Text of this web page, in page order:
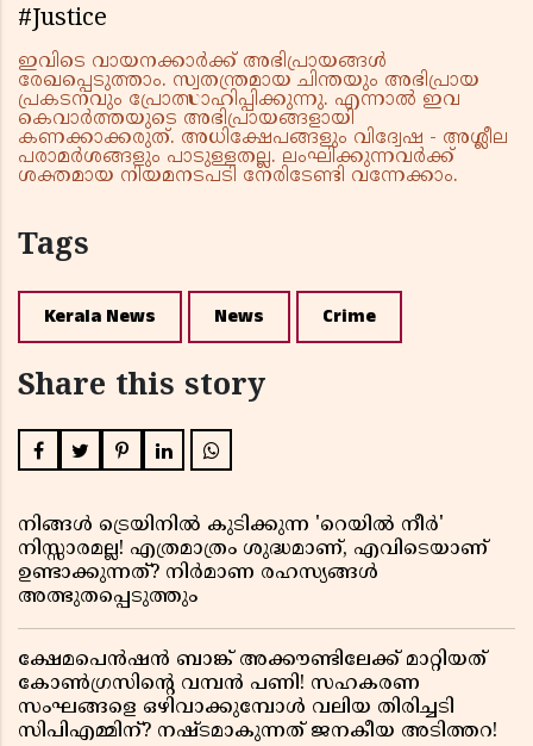
#Justice
ഇവിടെ വായനക്കാർക്ക് അഭിപ്രായങ്ങൾ
രേഖപ്പെടുത്താം. സ്വതന്ത്രമായ ചിന്തയും അഭിപ്രായ
പ്രകടനവും പ്രോത്സാഹിപ്പിക്കുന്നു. എന്നാൽ ഇവ
കെവാർത്തയുടെ അഭിപ്രായങ്ങളായി
കണക്കാക്കരുത്. അധിക്ഷേപങ്ങളും വിദ്വേഷ - അശ്ലീല
പരാമർശങ്ങളും പാടുള്ളതല്ല. ലംഘിക്കുന്നവർക്ക്
ശക്തമായ നിയമനടപടി നേരിടേണ്ടി വന്നേക്കാം.
Tags
Kerala News News Crime
Share this story
നിങ്ങൾ ട്രെയിനിൽ കുടിക്കുന്ന 'റെയിൽ നീർ'
നിസ്സാരമല്ല! എത്രമാത്രം ശുദ്ധമാണ്, എവിടെയാണ്
ഉണ്ടാക്കുന്നത്? നിർമാണ രഹസ്യങ്ങൾ
അത്ഭുതപ്പെടുത്തും
ക്ഷേമപെൻഷൻ ബാങ്ക് അക്കൗണ്ടിലേക്ക് മാറ്റിയത്
കോൺഗ്രസിന്റെ വമ്പൻ പണി! സഹകരണ
സംഘങ്ങളെ ഒഴിവാക്കുമ്പോൾ വലിയ തിരിച്ചടി
സിപിഎമ്മിന്? നഷ്ടമാകുന്നത് ജനകീയ അടിത്തറ!